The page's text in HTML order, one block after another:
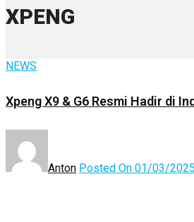
XPENG
NEWS
Xpeng X9 & G6 Resmi Hadir di
Anton Posted On 01/03/2025